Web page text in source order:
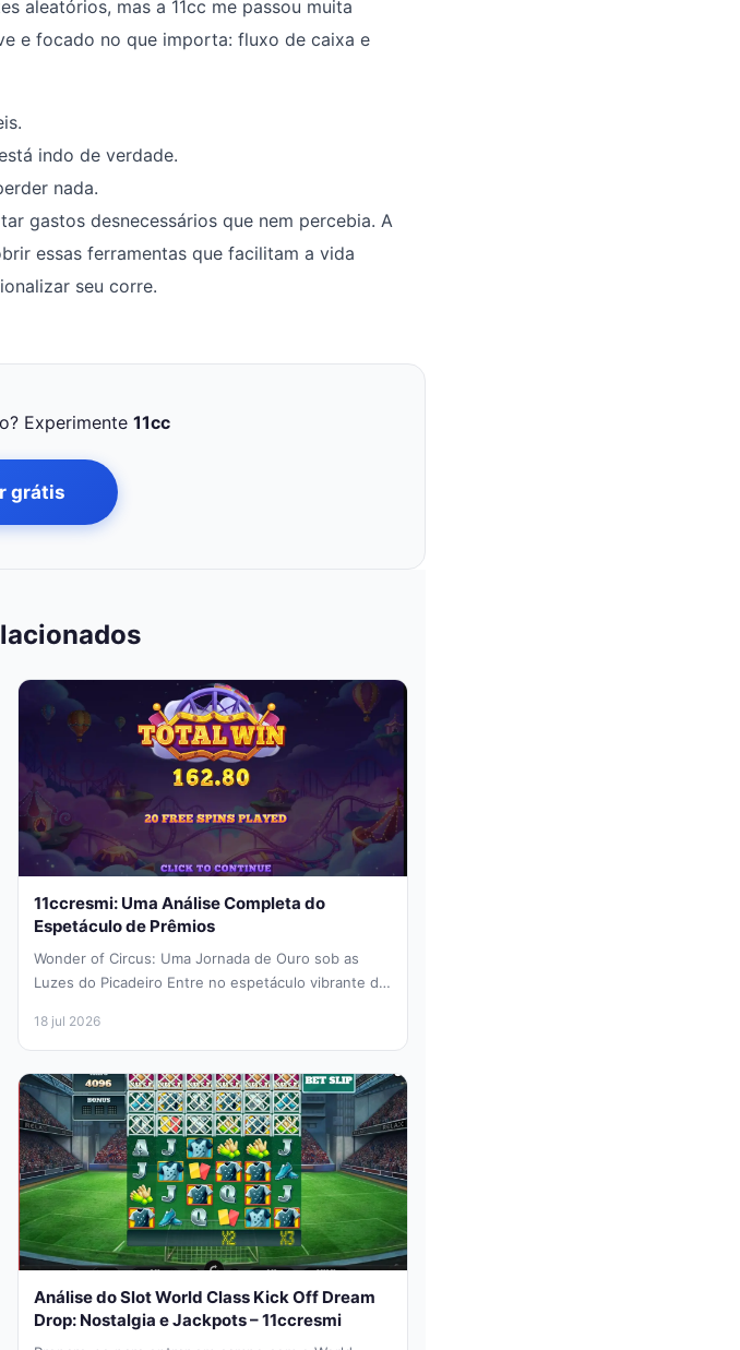
aleatórios, mas a 11cc me passou muita
e focado no que importa: fluxo de caixa e
indo de verdade.
nada.
gastos desnecessários que nem percebia. A
essas ferramentas que facilitam a vida
seu corre.
Experimente 11cc
grátis
11ccresmi: Uma Análise Completa do
Espetáculo de Prêmios
Wonder of Circus: Uma Jornada de Ouro sob as
Luzes do Picadeiro Entre no espetáculo vibrante de
18 jul 2026
Análise do Slot World Class Kick Off Dream
Drop: Nostalgia e Jackpots – 11ccresmi